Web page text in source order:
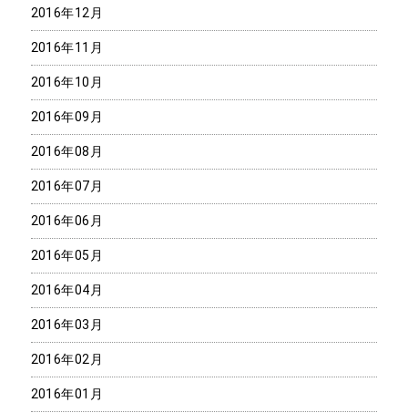
2016年12月
2016年11月
2016年10月
2016年09月
2016年08月
2016年07月
2016年06月
2016年05月
2016年04月
2016年03月
2016年02月
2016年01月